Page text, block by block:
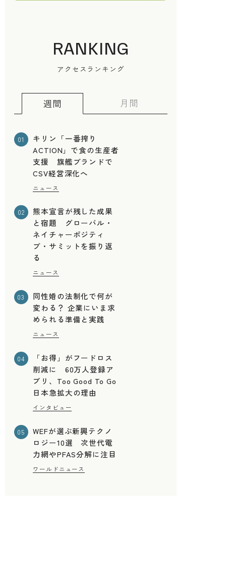
RANKING
アクセスランキング
週間 月間
01
キリン「一番搾り
ACTION」で食の生産者
支援 旗艦ブランドで
CSV経営深化へ
ニュース
02
熊本宣言が残した成果
と宿題 グローバル・
ネイチャーポジティ
ブ・サミットを振り返
る
ニュース
03
同性婚の法制化で何が
変わる？ 企業にいま求
められる準備と実践
ニュース
04
「お得」がフードロス
削減に 60万人登録ア
プリ、Too Good To Go
日本急拡大の理由
インタビュー
05
WEFが選ぶ新興テクノ
ロジー10選 次世代電
力網やPFAS分解に注目
ワールドニュース